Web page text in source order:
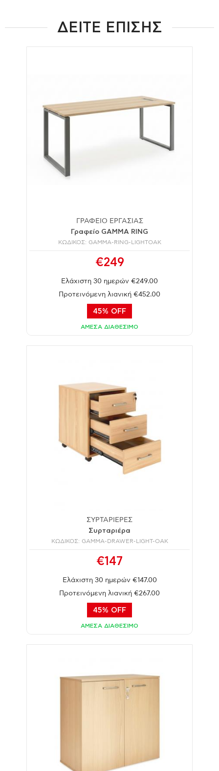
ΔΕΙΤΕ ΕΠΙΣΗΣ
ΓΡΑΦΕΙΟ ΕΡΓΑΣΙΑΣ
Γραφείο GAMMA RING
ΚΩΔΙΚΟΣ: GAMMA-RING-LIGHTOAK
€249
Ελάχιστη 30 ημερών €249.00
Προτεινόμενη λιανική €452.00
45% OFF
ΑΜΕΣΑ ΔΙΑΘΕΣΙΜΟ
ΣΥΡΤΑΡΙΕΡΕΣ
Συρταριέρα
ΚΩΔΙΚΟΣ: GAMMA-DRAWER-LIGHT-OAK
€147
Ελάχιστη 30 ημερών €147.00
Προτεινόμενη λιανική €267.00
45% OFF
ΑΜΕΣΑ ΔΙΑΘΕΣΙΜΟ